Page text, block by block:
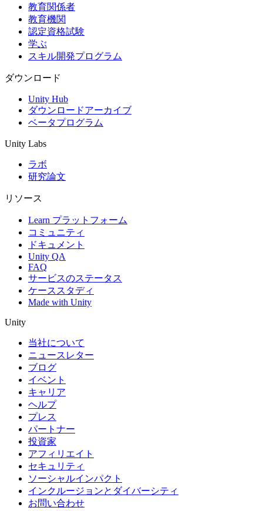
教育関係者
教育機関
認定資格試験
学ぶ
スキル開発プログラム
ダウンロード
Unity Hub
ダウンロードアーカイブ
ベータプログラム
Unity Labs
ラボ
研究論文
リソース
Learn プラットフォーム
コミュニティ
ドキュメント
Unity QA
FAQ
サービスのステータス
ケーススタディ
Made with Unity
Unity
当社について
ニュースレター
ブログ
イベント
キャリア
ヘルプ
プレス
パートナー
投資家
アフィリエイト
セキュリティ
ソーシャルインパクト
インクルージョンとダイバーシティ
お問い合わせ